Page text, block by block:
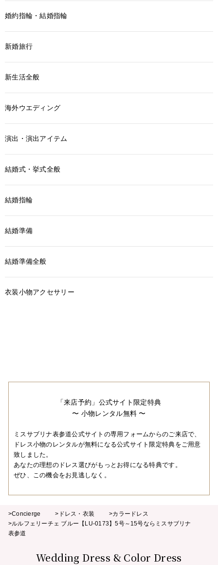
婚約指輪・結婚指輪
新婚旅行
新生活全般
海外ウエディング
演出・演出アイテム
結婚式・挙式全般
結婚指輪
結婚準備
結婚準備全般
衣装小物アクセサリー
「来店予約」公式サイト限定特典
〜 小物レンタル無料 〜
ミスサブリナ表参道公式サイトの専用フォームからのご来店で、
ドレス小物のレンタルが無料になる公式サイト限定特典をご用意
致しました。
あなたの理想のドレス選びがもっとお得になる特典です。
ぜひ、この機会をお見逃しなく。
>Concierge >ドレス・衣装
>カラードレス
>ルルフェリーチェ ブルー【LU-0173】5号～15号ならミスサブリナ
表参道
Wedding Dress & Color Dress